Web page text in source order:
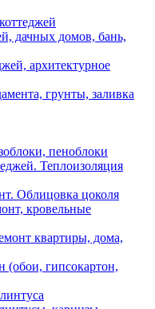
дачных домов, бань,
архитектурное
грунты, заливка
пеноблоки
Теплоизоляция
Облицовка цоколя
кровельные
квартиры, дома,
(обои, гипсокартон,